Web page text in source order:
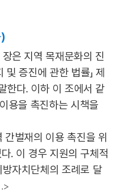
은 지역 목재문화의 진
증진에 관한 법률」 제
한다. 이하 이 조에서 같
용을 촉진하는 시책을
벌재의 이용 촉진을 위
. 이 경우 지원의 구체적
자치단체의 조례로 달